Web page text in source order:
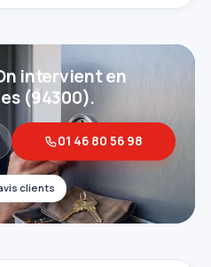
avis clients
intervient en
(94300).
01 46 80 56 98